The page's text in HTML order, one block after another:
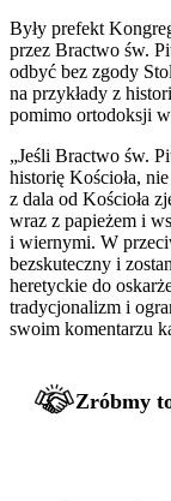
Były prefekt
przez Bractwo św.
odbyć bez zgody
na przykłady z
pomimo ortodoksji
„Jeśli Bractwo św.
historię Kościoła,
z dala od Kościoła
wraz z papieżem i
i wiernymi. W
bezskuteczny i
heretyckie do
tradycjonalizm i
swoim komentarzu
Zróbmy